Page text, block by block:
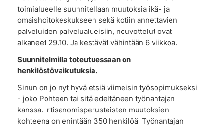
toimialueelle suunnitellaan muutoksia ikä- ja
omaishoitokeskukseen sekä kotiin annettavien
palveluiden palvelualueisiin, neuvottelut ovat
alkaneet 29.10. Ja kestävät vähintään 6 viikkoa.
Suunnitelmilla toteutuessaan on
henkilöstövaikutuksia.
Sinun on jo nyt hyvä etsiä viimeisin työsopimukseksi
- joko Pohteen tai sitä edeltäneen työnantajan
kanssa. Irtisanomisperusteisten muutoksien
kohteena on enintään 350 henkilöä. Työnantajan